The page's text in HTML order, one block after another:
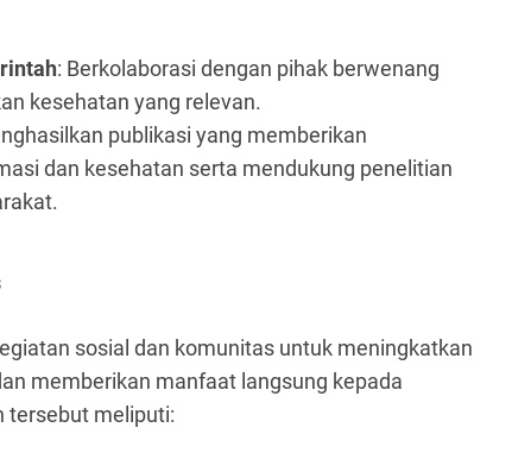
: Berkolaborasi dengan pihak berwenang
kesehatan yang relevan.
publikasi yang memberikan
dan kesehatan serta mendukung penelitian
sosial dan komunitas untuk meningkatkan
memberikan manfaat langsung kepada
tersebut meliputi: